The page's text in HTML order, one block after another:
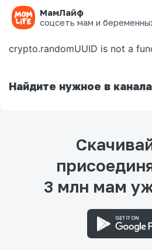
МамЛайф
соцсеть мам и
Ошибка на
crypto.randomUUID is not a
Найдите нужное в
3 млн мам